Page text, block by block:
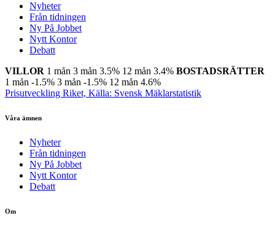
Nyheter
Från tidningen
Ny På Jobbet
Nytt Kontor
Debatt
VILLOR 1 mån 3 mån 3.5% 12 mån 3.4% BOSTADSRÄTTER
1 mån -1.5% 3 mån -1.5% 12 mån 4.6%
Prisutveckling Riket, Källa: Svensk Mäklarstatistik
Våra ämnen
Nyheter
Från tidningen
Ny På Jobbet
Nytt Kontor
Debatt
Om